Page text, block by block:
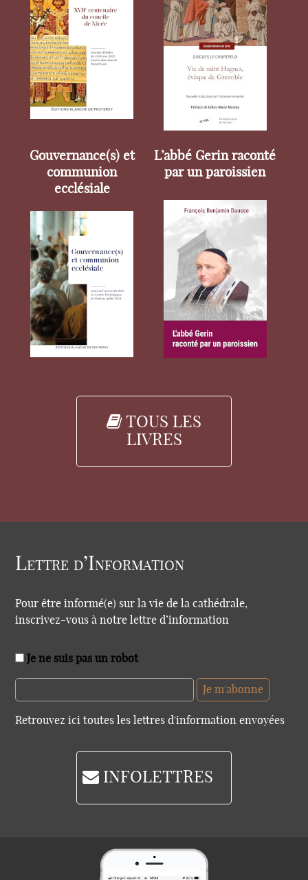
Gouvernance(s) et
communion
ecclésiale
L’abbé Gerin raconté
par un paroissien
TOUS LES
LIVRES
Lettre d’Information
Pour être informé(e) sur la vie de la cathédrale,
inscrivez-vous à notre lettre d’information
Je ne suis pas un robot
Retrouvez ici toutes les lettres d'information envoyées
INFOLETTRES